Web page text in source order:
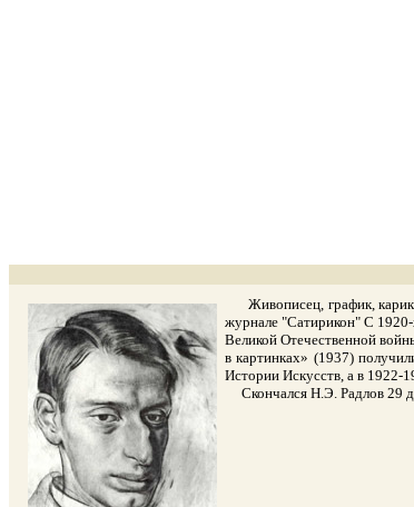
Живописец, график,
журнале "Сатирикон" С 1920-
Великой Отечественной
в картинках» (1937)
Истории Искусств, а в 1922-
Cкончался Н.Э. Радлов 29